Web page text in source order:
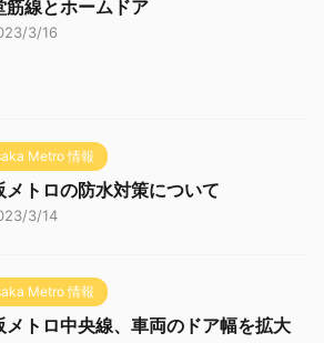
筋線とホームドア
3/16
Metro 情報
メトロの防水対策について
3/14
Metro 情報
メトロ中央線、車両のドア幅を拡大